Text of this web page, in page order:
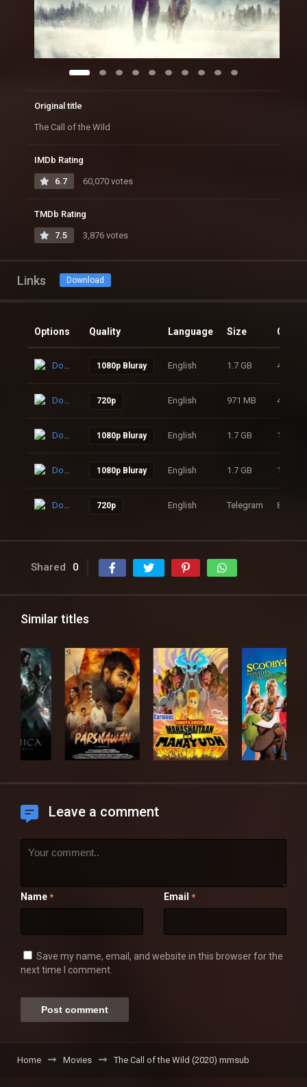
Original title
The Call of the Wild
IMDb Rating
6.7 60,070 votes
TMDb Rating
7.5 3,876 votes
Links Download
Options Quality Language Size Clicks
Download 1080p Bluray English 1.7 GB 42
Download 720p English 971 MB 44
Download 1080p Bluray English 1.7 GB 109
Download 1080p Bluray English 1.7 GB 112
Download 720p English Telegram 88
Shared 0
Similar titles
Leave a comment
Name * Email *
Save my name, email, and website in this browser for the
next time I comment.
Home Movies The Call of the Wild (2020) mmsub